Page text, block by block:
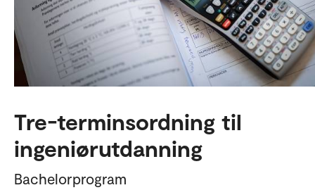
Tre-terminsordning til
ingeniørutdanning
Bachelorprogram